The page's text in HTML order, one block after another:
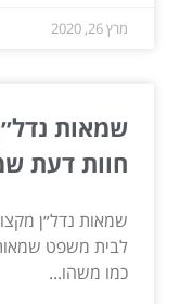
מרץ 26, 2020
שמאות
חוות דעת
שמאות נדל״ן
לבית משפט
כמו משהו...